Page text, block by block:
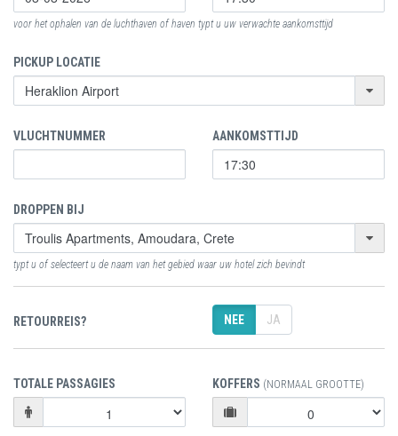
voor het ophalen van de luchthaven of haven typt u uw verwachte aankomsttijd
PICKUP LOCATIE
VLUCHTNUMMER AANKOMSTTIJD
DROPPEN BIJ
typt u of selecteert u de naam van het gebied waar uw hotel zich bevindt
RETOURREIS? NEE JA
TOTALE PASSAGIES KOFFERS (NORMAAL GROOTTE)